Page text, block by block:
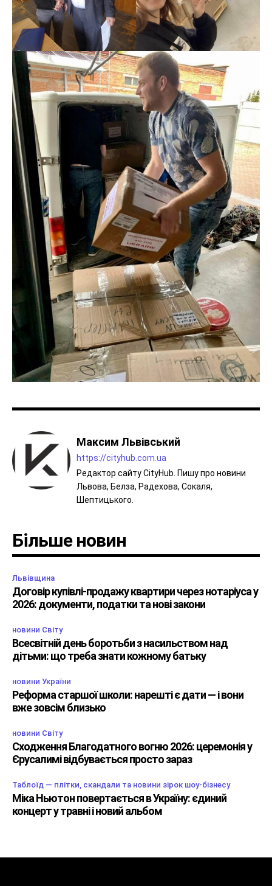
Максим Львівський
https://cityhub.com.ua
Редактор сайту CityHub. Пишу про новини
Львова, Белза, Радехова, Сокаля,
Шептицького.
Більше новин
Львівщина
Договір купівлі-продажу квартири через нотаріуса у
2026: документи, податки та нові закони
новини Світу
Всесвітній день боротьби з насильством над
дітьми: що треба знати кожному батьку
новини України
Реформа старшої школи: нарешті є дати — і вони
вже зовсім близько
новини Світу
Сходження Благодатного вогню 2026: церемонія у
Єрусалимі відбувається просто зараз
Таблоїд — плітки, скандали та новини зірок шоу-бізнесу
Міка Ньютон повертається в Україну: єдиний
концерт у травні і новий альбом